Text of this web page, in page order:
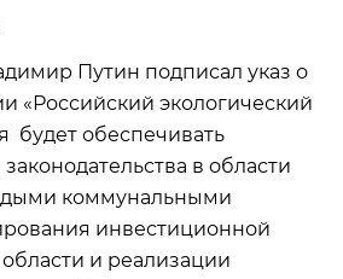
Путин подписал указ о
«Российский экологический
будет обеспечивать
в области
коммунальными
инвестиционной
и реализации